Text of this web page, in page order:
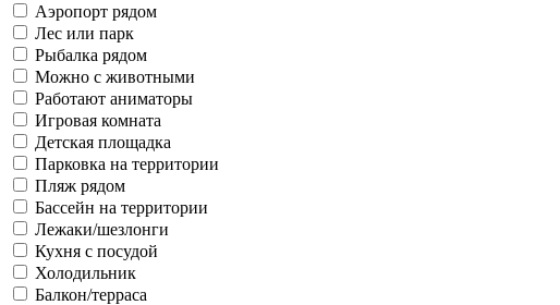
Аэропорт рядом
Лес или парк
Рыбалка рядом
Можно с животными
Работают аниматоры
Игровая комната
Детская площадка
Парковка на территории
Пляж рядом
Бассейн на территории
Лежаки/шезлонги
Кухня с посудой
Холодильник
Балкон/терраса